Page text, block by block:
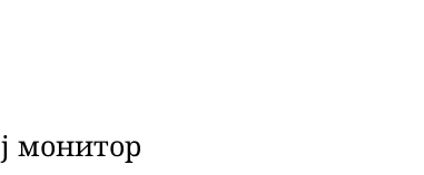
монитор